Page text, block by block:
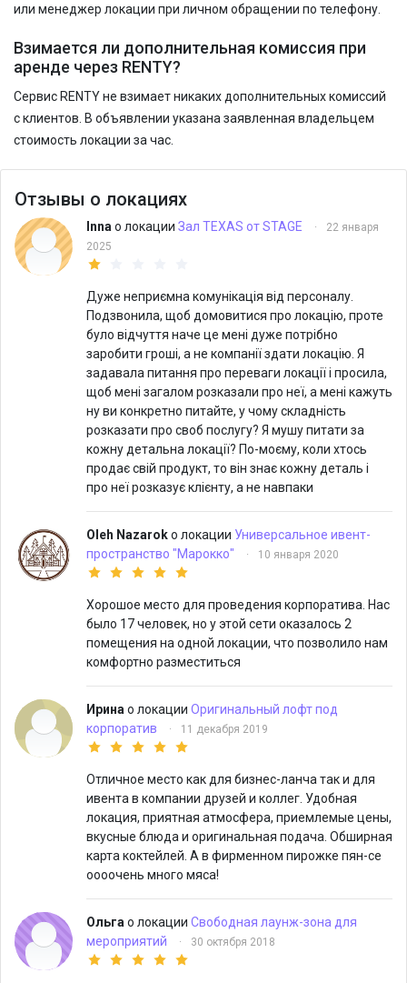
или менеджер локации при личном обращении по телефону.
Взимается ли дополнительная комиссия при
аренде через RENTY?
Сервис RENTY не взимает никаких дополнительных комиссий
с клиентов. В объявлении указана заявленная владельцем
стоимость локации за час.
Отзывы о локациях
Inna о локации Зал TEXAS от STAGE ·
22 января
2025
Дуже неприємна комунікація від персоналу.
Подзвонила, щоб домовитися про локацію, проте
було відчуття наче це мені дуже потрібно
заробити гроші, а не компанії здати локацію. Я
задавала питання про переваги локації і просила,
щоб мені загалом розказали про неї, а мені кажуть
ну ви конкретно питайте, у чому складність
розказати про своб послугу? Я мушу питати за
кожну детальна локації? По-моєму, коли хтось
продає свій продукт, то він знає кожну деталь і
про неї розказує клієнту, а не навпаки
Oleh Nazarokо локации Универсальное ивент-
пространство "Марокко"
· 10 января 2020
Хорошое место для проведения корпоратива. Нас
было 17 человек, но у этой сети оказалось 2
помещения на одной локации, что позволило нам
комфортно разместиться
Ирина о локации Оригинальный лофт под
корпоратив
· 11 декабря 2019
Отличное место как для бизнес-ланча так и для
ивента в компании друзей и коллег. Удобная
локация, приятная атмосфера, приемлемые цены,
вкусные блюда и оригинальная подача. Обширная
карта коктейлей. А в фирменном пирожке пян-се
оооочень много мяса!
Ольга о локации Свободная лаунж-зона для
мероприятий
· 30 октября 2018